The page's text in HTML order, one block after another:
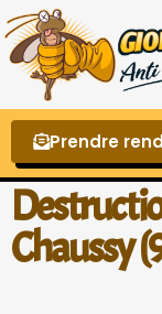
Prendre
Chaussy